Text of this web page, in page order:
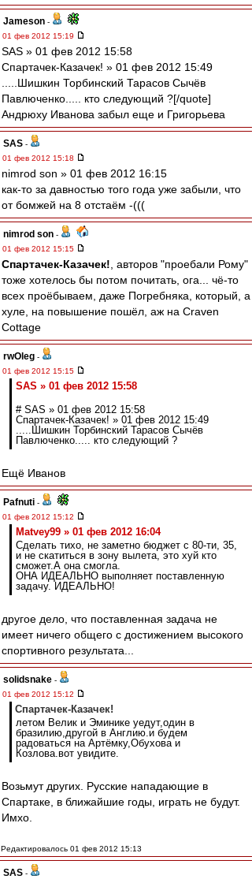
Jameson -
01 фев 2012 15:19
SAS » 01 фев 2012 15:58
Спартачек-Казачек! » 01 фев 2012 15:49
.....Шишкин Торбинский Тарасов Сычёв
Павлюченко..... кто следующий ?[/quote]
Андрюху Иванова забыл еще и Григорьева
SAS -
01 фев 2012 15:18
nimrod son » 01 фев 2012 16:15
как-то за давностью того года уже забыли, что
от бомжей на 8 отстаём -(((
nimrod son -
01 фев 2012 15:15
Спартачек-Казачек! , авторов "проебали Рому"
тоже хотелось бы потом почитать, ога... чё-то
всех проёбываем, даже Погребняка, который, а
хуле, на повышение пошёл, аж на Craven
Cottage
rwOleg -
01 фев 2012 15:15
SAS » 01 фев 2012 15:58
# SAS » 01 фев 2012 15:58
Спартачек-Казачек! » 01 фев 2012 15:49
.....Шишкин Торбинский Тарасов Сычёв
Павлюченко..... кто следующий ?
Ещё Иванов
Pafnuti -
01 фев 2012 15:12
Matvey99 » 01 фев 2012 16:04
Сделать тихо, не заметно бюджет с 80-ти, 35,
и не скатиться в зону вылета, это хуй кто
сможет.А она смогла.
ОНА ИДЕАЛЬНО выполняет поставленную
задачу. ИДЕАЛЬНО!
другое дело, что поставленная задача не
имеет ничего общего с достижением высокого
спортивного результата...
solidsnake -
01 фев 2012 15:12
Спартачек-Казачек!
летом Велик и Эминике уедут,один в
бразилию,другой в Англию.и будем
радоваться на Артёмку,Обухова и
Козлова.вот увидите.
Возьмут других. Русские нападающие в
Спартаке, в ближайшие годы, играть не будут.
Имхо.
Редактировалось 01 фев 2012 15:13
SAS -